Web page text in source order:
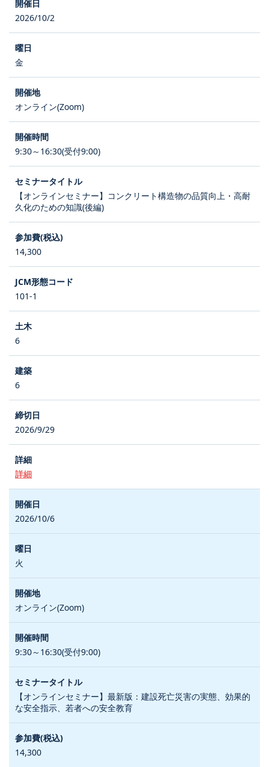
2026/10/2
金
オンライン(Zoom)
9:30～16:30(受付9:00)
【オンラインセミナー】コンクリート構造物の品質向上・高耐
久化のための知識(後編)
14,300
101-1
6
6
2026/9/29
詳細
2026/10/6
火
オンライン(Zoom)
9:30～16:30(受付9:00)
【オンラインセミナー】最新版：建設死亡災害の実態、効果的
な安全指示、若者への安全教育
14,300